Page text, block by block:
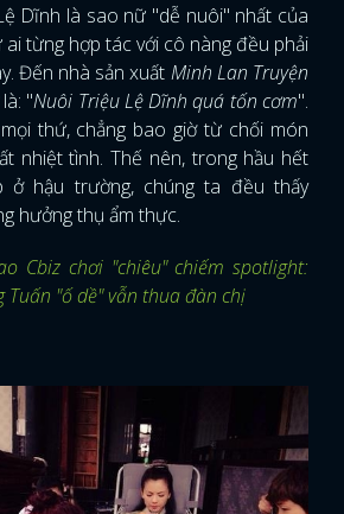
Dĩnh là sao nữ "dễ nuôi" nhất của
từng hợp tác với cô nàng đều phải
Đến nhà sản xuất Minh Lan Truyện
"Nuôi Triệu Lệ Dĩnh quá tốn cơm".
thứ, chẳng bao giờ từ chối món
nhiệt tình. Thế nên, trong hầu hết
ở hậu trường, chúng ta đều thấy
hưởng thụ ẩm thực.
Cbiz chơi "chiêu" chiếm spotlight:
Tuấn "ố dề" vẫn thua đàn chị